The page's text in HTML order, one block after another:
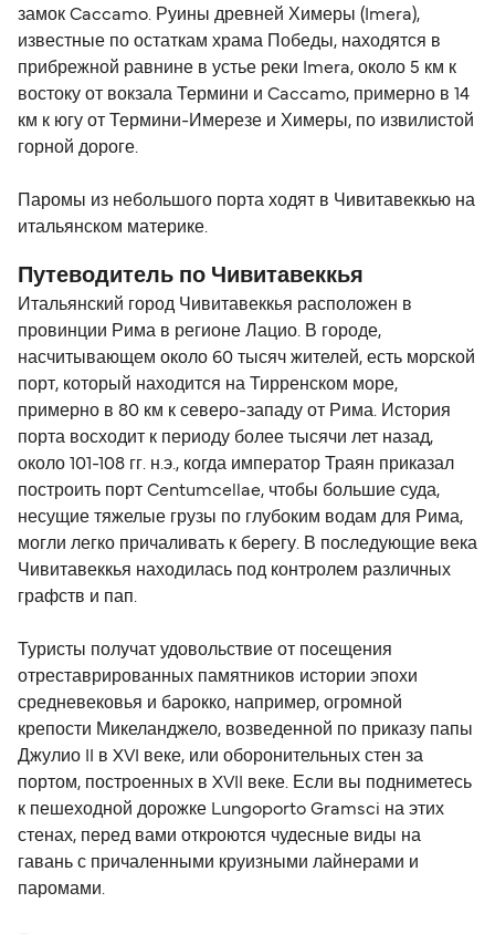
замок Caccamo. Руины древней Химеры (Imera),
известные по остаткам храма Победы, находятся в
прибрежной равнине в устье реки Imera, около 5 км к
востоку от вокзала Термини и Caccamo, примерно в 14
км к югу от Термини-Имерезе и Химеры, по извилистой
горной дороге.
Паромы из небольшого порта ходят в Чивитавеккью на
итальянском материке.
Путеводитель по Чивитавеккья
Итальянский город Чивитавеккья расположен в
провинции Рима в регионе Лацио. В городе,
насчитывающем около 60 тысяч жителей, есть морской
порт, который находится на Тирренском море,
примерно в 80 км к северо-западу от Рима. История
порта восходит к периоду более тысячи лет назад,
около 101-108 гг. н.э., когда император Траян приказал
построить порт Centumcellae, чтобы большие суда,
несущие тяжелые грузы по глубоким водам для Рима,
могли легко причаливать к берегу. В последующие века
Чивитавеккья находилась под контролем различных
графств и пап.
Туристы получат удовольствие от посещения
отреставрированных памятников истории эпохи
средневековья и барокко, например, огромной
крепости Микеланджело, возведенной по приказу папы
Джулио II в XVI веке, или оборонительных стен за
портом, построенных в XVII веке. Если вы подниметесь
к пешеходной дорожке Lungoporto Gramsci на этих
стенах, перед вами откроются чудесные виды на
гавань с причаленными круизными лайнерами и
паромами.